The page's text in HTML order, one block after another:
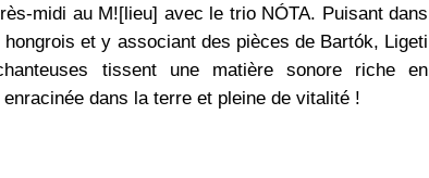
midi au M![lieu] avec le trio NÓTA. Puisant dans
et y associant des pièces de Bartók, Ligeti
tissent une matière sonore riche en
dans la terre et pleine de vitalité !